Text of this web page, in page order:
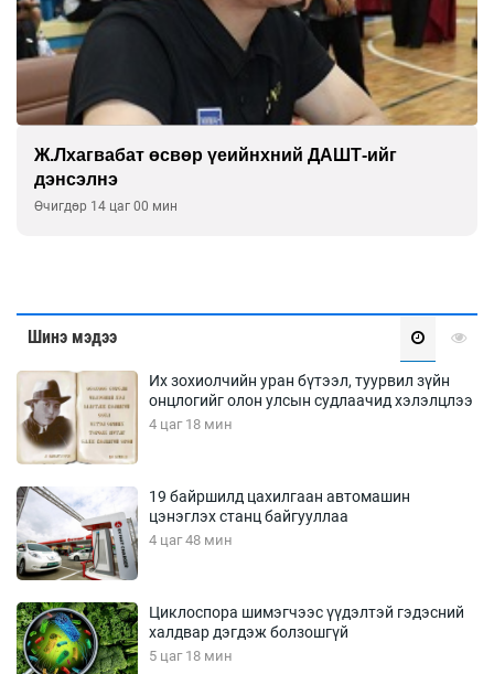
Ж.Лхагвабат өсвөр үеийнхний ДАШТ-ийг
дэнсэлнэ
Өчигдөр 14 цаг 00 мин
Шинэ мэдээ
Их зохиолчийн уран бүтээл, туурвил зүйн
онцлогийг олон улсын судлаачид хэлэлцлээ
4 цаг 18 мин
19 байршилд цахилгаан автомашин
цэнэглэх станц байгууллаа
4 цаг 48 мин
Циклоспора шимэгчээс үүдэлтэй гэдэсний
халдвар дэгдэж болзошгүй
5 цаг 18 мин